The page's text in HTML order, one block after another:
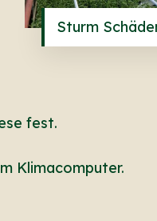
Sturm
fest.
Klimacomputer.